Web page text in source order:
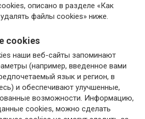
описано в разделе «Как
файлы cookies» ниже.
cookies
наши веб-сайты запоминают
(например, введенное вами
язык и регион, в
и обеспечивают улучшенные,
возможности. Информацию,
cookies, можно сделать